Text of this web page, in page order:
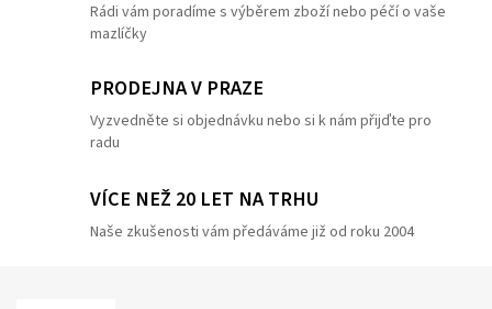
Rádi vám poradíme s výběrem zboží nebo péčí o vaše
mazlíčky
PRODEJNA V PRAZE
Vyzvedněte si objednávku nebo si k nám přijďte pro
radu
VÍCE NEŽ 20 LET NA TRHU
Naše zkušenosti vám předáváme již od roku 2004